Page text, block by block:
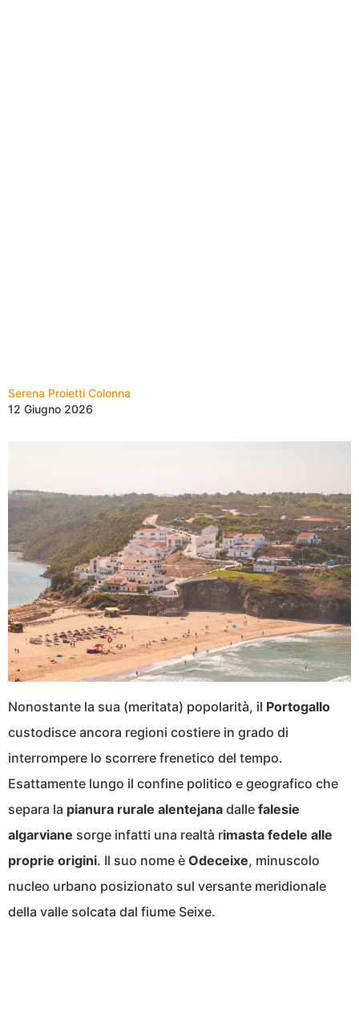
Serena Proietti Colonna
12 Giugno 2026
Nonostante la sua (meritata) popolarità, il Portogallo
custodisce ancora regioni costiere in grado di
interrompere lo scorrere frenetico del tempo.
Esattamente lungo il confine politico e geografico che
separa la pianura rurale alentejana dalle falesie
algarviane sorge infatti una realtà rimasta fedele alle
proprie origini. Il suo nome è Odeceixe, minuscolo
nucleo urbano posizionato sul versante meridionale
della valle solcata dal fiume Seixe.